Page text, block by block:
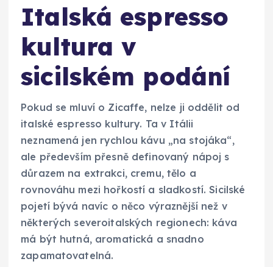
Italská espresso
kultura v
sicilském podání
Pokud se mluví o Zicaffe, nelze ji oddělit od
italské espresso kultury. Ta v Itálii
neznamená jen rychlou kávu „na stojáka“,
ale především přesně definovaný nápoj s
důrazem na extrakci, cremu, tělo a
rovnováhu mezi hořkostí a sladkostí. Sicilské
pojetí bývá navíc o něco výraznější než v
některých severoitalských regionech: káva
má být hutná, aromatická a snadno
zapamatovatelná.